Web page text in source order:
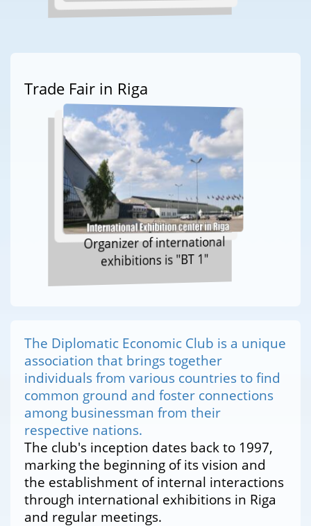
Trade Fair in Riga
Organizer of international
exhibitions is "BT 1"
The Diplomatic Economic Club is a unique
association that brings together
individuals from various countries to find
common ground and foster connections
among businessman from their
respective nations.
The club's inception dates back to 1997,
marking the beginning of its vision and
the establishment of internal interactions
through international exhibitions in Riga
and regular meetings.